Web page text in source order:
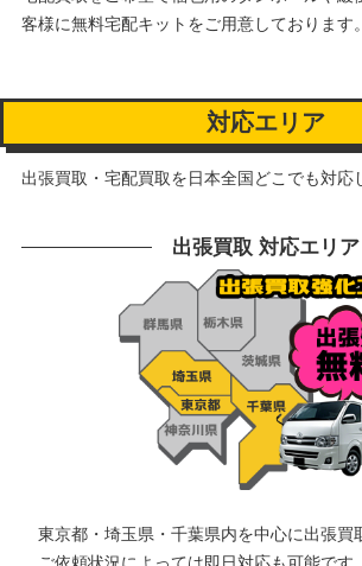
客様に無料宅配キットをご用意しております。
対応エリア
出張買取・宅配買取を日本全国どこでも対応
出張買取 対応エリア
東京都・埼玉県・千葉県内を中心に出張買
ご依頼状況によっては即日対応も可能です。